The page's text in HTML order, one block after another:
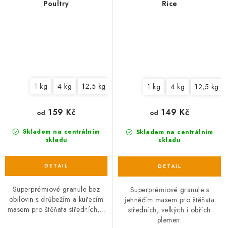
Poultry
1 kg 4 kg 12,5 kg
Skladem na centrálním
skladu
od 159 Kč
Superprémiové granule bez
obilovin s drůbežím a kuřecím
masem pro štěňata středních,...
Rice
1 kg 4 kg 12,5 kg
Skladem na centrálním
skladu
od 149 Kč
Superprémiové granule s
jehněčím masem pro štěňata
středních, velkých i obřích
plemen.